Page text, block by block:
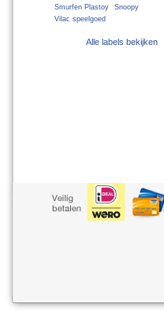
Smurfen Plastoy
Snoopy
Vilac speelgoed
Alle labels bekijken